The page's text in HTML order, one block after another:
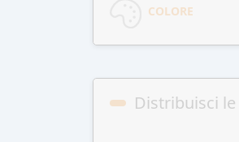
COLORE
Distribuisci